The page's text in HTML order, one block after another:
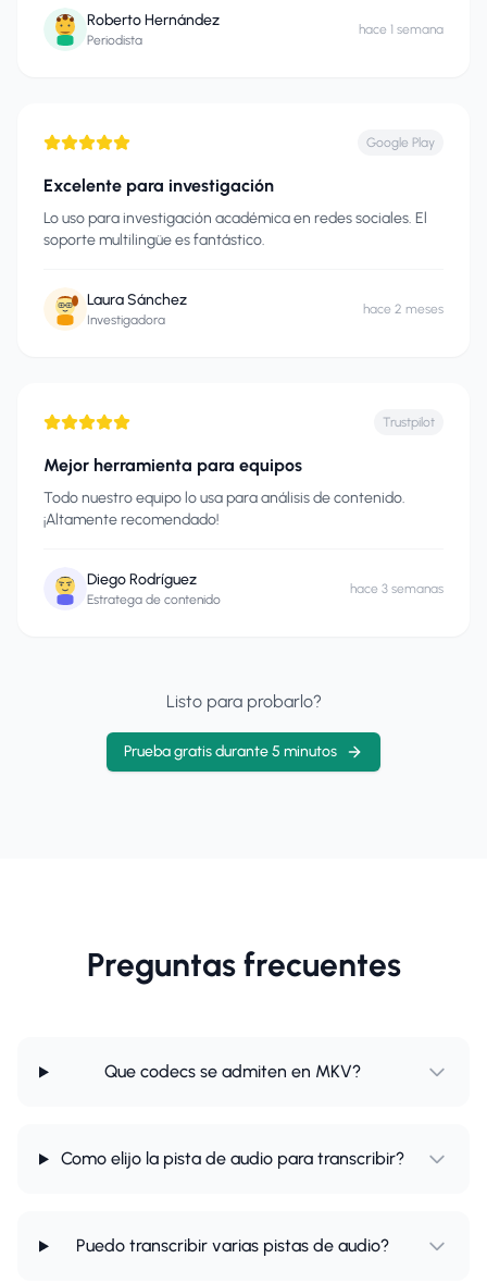
Roberto Hernández
Periodista
hace 1 semana
Google Play
Excelente para investigación
Lo uso para investigación académica en redes sociales. El
soporte multilingüe es fantástico.
Laura Sánchez
Investigadora
hace 2 meses
Trustpilot
Mejor herramienta para equipos
Todo nuestro equipo lo usa para análisis de contenido.
¡Altamente recomendado!
Diego Rodríguez
Estratega de contenido
hace 3 semanas
Listo para probarlo?
Prueba gratis durante 5 minutos
Preguntas frecuentes
Que codecs se admiten en MKV?
Como elijo la pista de audio para transcribir?
Puedo transcribir varias pistas de audio?